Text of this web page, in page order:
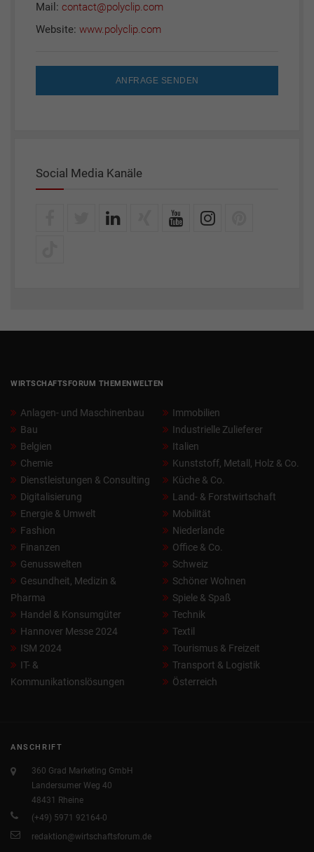
Mail: contact@polyclip.com
Website: www.polyclip.com
ANFRAGE SENDEN
Social Media Kanäle
WIRTSCHAFTSFORUM THEMENWELTEN
Anlagen- und Maschinenbau
Bau
Belgien
Chemie
Dienstleistungen & Consulting
Digitalisierung
Energie & Umwelt
Fashion
Finanzen
Genusswelten
Gesundheit, Medizin &
Pharma
Handel & Konsumgüter
Hannover Messe 2024
ISM 2024
IT- &
Kommunikationslösungen
Immobilien
Industrielle Zulieferer
Italien
Kunststoff, Metall, Holz & Co.
Küche & Co.
Land- & Forstwirtschaft
Mobilität
Niederlande
Office & Co.
Schweiz
Schöner Wohnen
Spiele & Spaß
Technik
Textil
Tourismus & Freizeit
Transport & Logistik
Österreich
ANSCHRIFT
360 Grad Marketing GmbH
Landersumer Weg 40
48431 Rheine
(+49) 5971 92164-0
redaktion@wirtschaftsforum.de